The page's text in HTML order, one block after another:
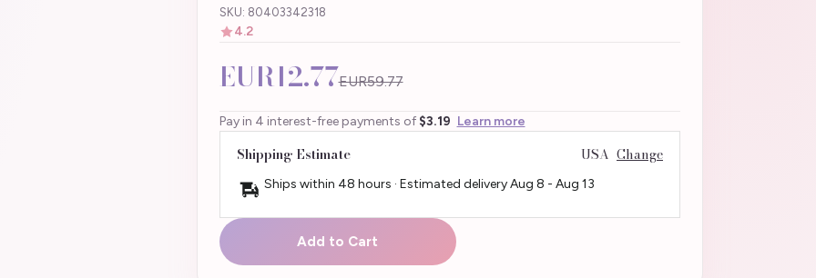
SKU: 80403342318
4.2
EUR12.77EUR59.77
Pay in 4 interest-free payments of $3.19 Learn more
Shipping Estimate USA Change
Ships within 48 hours · Estimated deliveryAug 8 - Aug 13
Add to Cart